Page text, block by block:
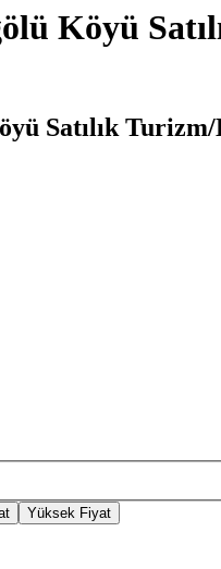
Köyü
Satılık
Yüksek Fiyat